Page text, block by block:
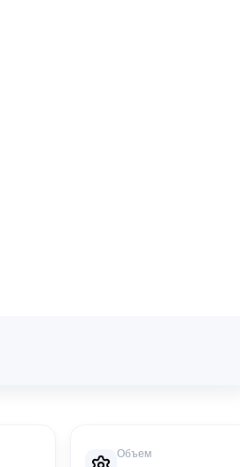
Объем